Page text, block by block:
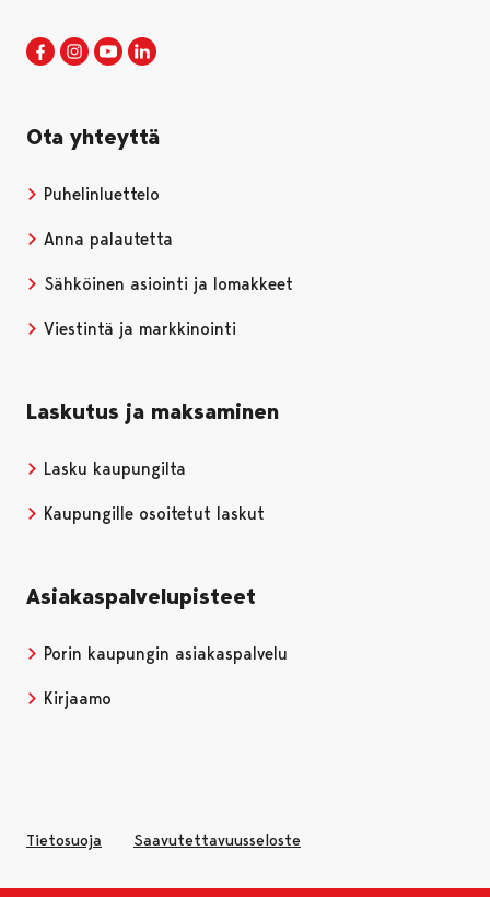
Porin kaupunki Facebookissa
Avautuu uudessa välilehdessä
Porin kaupunki Instagramissa
Avautuu uudessa välilehdessä
Porin kaupunki Youtubessa
Avautuu uudessa välilehdessä
Ota yhteyttä
Puhelinluettelo
Anna palautetta
Sähköinen asiointi ja lomakkeet
Viestintä ja markkinointi
Laskutus ja maksaminen
Lasku kaupungilta
Kaupungille osoitetut laskut
Asiakaspalvelupisteet
Porin kaupungin asiakaspalvelu
Kirjaamo
Tietosuoja Saavutettavuusseloste